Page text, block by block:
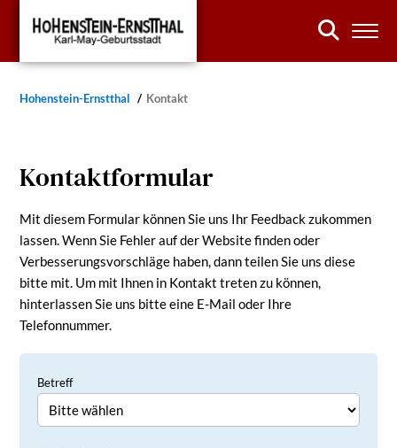
Hohenstein-Ernstthal Kontakt
Kontaktformular
Mit diesem Formular können Sie uns Ihr Feedback zukommen
lassen. Wenn Sie Fehler auf der Website finden oder
Verbesserungsvorschläge haben, dann teilen Sie uns diese
bitte mit. Um mit Ihnen in Kontakt treten zu können,
hinterlassen Sie uns bitte eine E-Mail oder Ihre
Telefonnummer.
Betreff